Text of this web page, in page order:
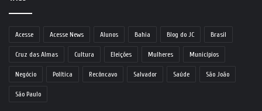
Acesse Acesse News Alunos Bahia Blog do JC Brasil
Cruz das Almas Cultura Eleições Mulheres Municípios
Negócio Política Recôncavo Salvador Saúde São João
São Paulo